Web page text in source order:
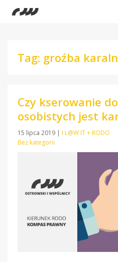
Tag: groźba
Czy kserowanie
osobistych jest
15 lipca 2019 | I L@W IT + RODO
Bez kategorii